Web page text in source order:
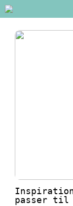
passer